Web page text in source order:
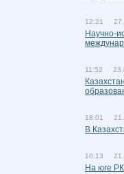
12:21
Научно-
11:52
18:01
В
16:13
На юге